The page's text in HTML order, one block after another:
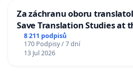
Za záchranu oboru
Save Translation Studies at
Charles University
8 211 podpisů
170 Podpisy / 7 dní
13 Jul 2026